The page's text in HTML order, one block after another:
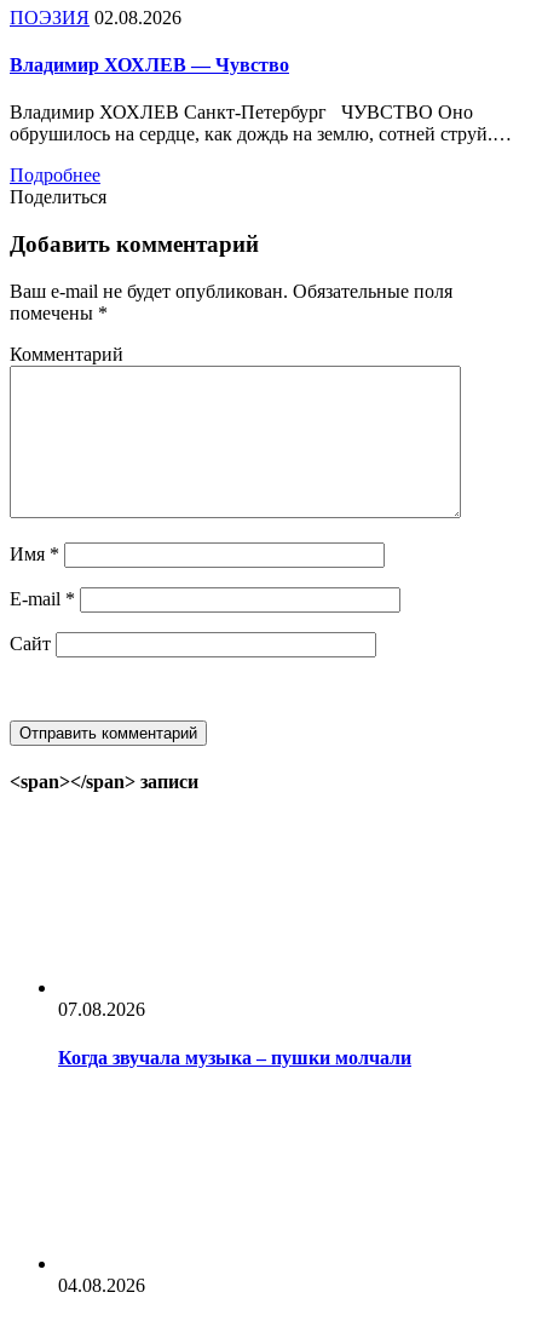
ПОЭЗИЯ 02.08.2026
Владимир ХОХЛЕВ — Чувство
Владимир ХОХЛЕВ Санкт-Петербург ЧУВСТВО Оно
обрушилось на сердце, как дождь на землю, сотней струй.…
Подробнее
Поделиться
Добавить комментарий
Ваш e-mail не будет опубликован. Обязательные поля
помечены *
Комментарий
Имя *
E-mail *
Сайт
<span></span> записи
07.08.2026
Когда звучала музыка – пушки молчали
04.08.2026